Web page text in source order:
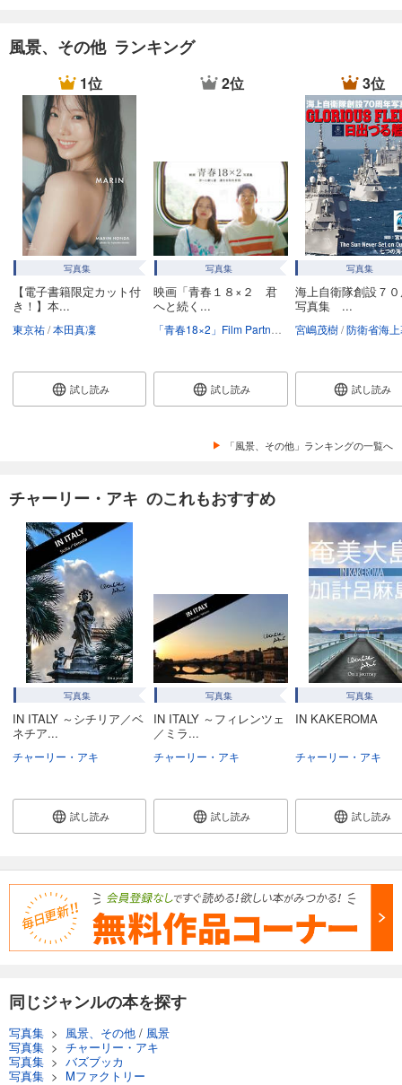
風景、その他 ランキング
1位
写真集
【電子書籍限定カット付
き！】本...
東京祐 本田真凜
試し読み
2位
写真集
映画「青春１８×２ 君
へと続く...
今村圭佑 江毓軒
試し読み
3位
写真集
海上自衛隊創設７
写真集 ...
宮嶋茂樹 防衛省海上幕僚監部総務部総務
試し読み
「風景、その他」ランキングの一覧へ
チャーリー・アキ のこれもおすすめ
写真集
IN ITALY ～シチリア／ベ
ネチア...
チャーリー・アキ
試し読み
写真集
IN ITALY ～フィレンツェ
／ミラ...
チャーリー・アキ
試し読み
写真集
IN KAKEROMA
チャーリー・アキ
試し読み
同じジャンルの本を探す
写真集 > 風景、その他 / 風景
写真集 > チャーリー・アキ
写真集 > バズブッカ
写真集 > Mファクトリー